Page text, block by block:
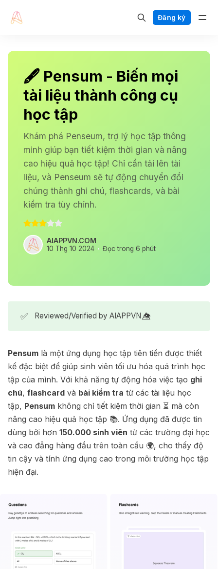
Đăng ký
🖋 Pensum - Biến mọi
tài liệu thành công cụ
học tập
Khám phá Penseum, trợ lý học tập thông
minh giúp bạn tiết kiệm thời gian và nâng
cao hiệu quả học tập! Chỉ cần tải lên tài
liệu, và Penseum sẽ tự động chuyển đổi
chúng thành ghi chú, flashcards, và bài
kiểm tra tùy chỉnh.
AIAPPVN.COM
10 Thg 10 2024 Đọc trong 6 phút
✅ Reviewed/Verified by AIAPPVN 👁️⃤
Pensum là một ứng dụng học tập tiên tiến được thiết
kế đặc biệt để giúp sinh viên tối ưu hóa quá trình học
tập của mình. Với khả năng tự động hóa việc tạo ghi
chú, flashcard và bài kiểm tra từ các tài liệu học
tập, Pensum không chỉ tiết kiệm thời gian ⏳ mà còn
nâng cao hiệu quả học tập 📚. Ứng dụng đã được tin
dùng bởi hơn 150.000 sinh viên từ các trường đại học
và cao đẳng hàng đầu trên toàn cầu 🌍, cho thấy độ
tin cậy và tính ứng dụng cao trong môi trường học tập
hiện đại.